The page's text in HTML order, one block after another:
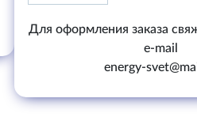
Для оформления заказа
e-mail
energy-